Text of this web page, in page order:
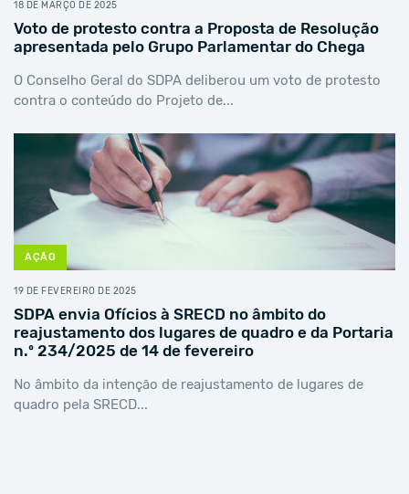
18 DE MARÇO DE 2025
Voto de protesto contra a Proposta de Resolução
apresentada pelo Grupo Parlamentar do Chega
O Conselho Geral do SDPA deliberou um voto de protesto
contra o conteúdo do Projeto de...
AÇÃO
19 DE FEVEREIRO DE 2025
SDPA envia Ofícios à SRECD no âmbito do
reajustamento dos lugares de quadro e da Portaria
n.º 234/2025 de 14 de fevereiro
No âmbito da intenção de reajustamento de lugares de
quadro pela SRECD...